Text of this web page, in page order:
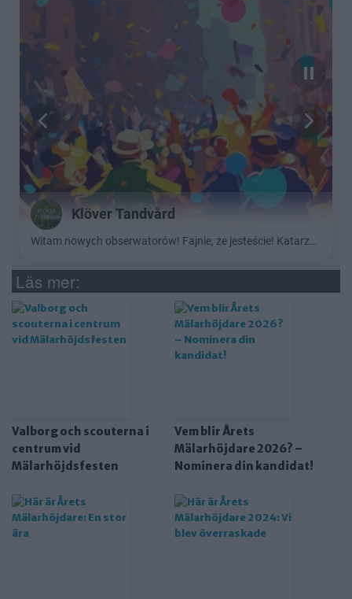
Läs mer:
Valborg och scouterna i
centrum vid
Mälarhöjdsfesten
Vem blir Årets
Mälarhöjdare 2026? –
Nominera din kandidat!